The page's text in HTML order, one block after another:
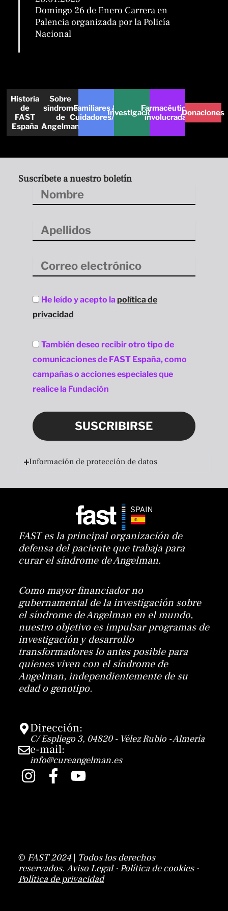
Domingo 26 de Enero Carrera en
Palencia organizada por la Policía
Nacional
Historia
de
FAST
España
Sobre
síndrome
de
Angelman
Familiares &
Cuidadores/asInvestigaciónFarmacéuticas
involucradasDonaciones
Suscríbete a nuestro boletín
Nombre
Apellidos
Correo
electrónico
Aceptación
He leído y acepto la política de
privacidad
Aceptación
También deseo recibir otro tipo de
comunicaciones de FAST España, como
campañas o acciones especiales que
realice la Fundación
SUSCRIBIRSE
Información de protección de datos
FAST es la principal organización de
defensa del paciente que trabaja para
curar el síndrome de Angelman.
Como mayor financiador no
gubernamental de la investigación sobre
el síndrome de Angelman en el mundo,
nuestro objetivo es impulsar programas de
investigación y desarrollo
transformadores lo antes posible para
quienes viven con el síndrome de
Angelman, independientemente de su
edad o genotipo.
Dirección:
C/ Espliego 3, 04820 - Vélez Rubio - Almería
e-mail:
info@cureangelman.es
I
n
r
a
F
a
o
o
k
Y
o
e
© FAST 2024| Todos los derechos
reservados. Aviso Legal · Política de cookies·
Política de privacidad